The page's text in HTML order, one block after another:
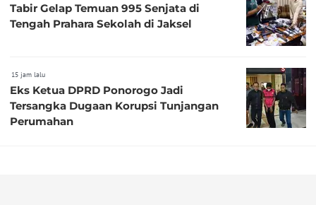
Tabir Gelap Temuan 995 Senjata di
Tengah Prahara Sekolah di Jaksel
15 jam lalu
Eks Ketua DPRD Ponorogo Jadi
Tersangka Dugaan Korupsi Tunjangan
Perumahan